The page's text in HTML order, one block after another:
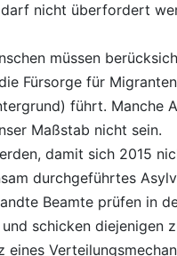
nicht überfordert
müssen
Fürsorge für
führt. Manche
Maßstab nicht sein.
damit sich 2015
durchgeführtes
Beamte prüfen in
schicken diejenigen